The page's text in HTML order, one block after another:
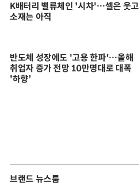
K배터리 밸류체인 '시차'…셀은 웃고
소재는 아직
반도체 성장에도 '고용 한파'…올해
취업자 증가 전망 10만명대로 대폭
'하향'
브랜드 뉴스룸